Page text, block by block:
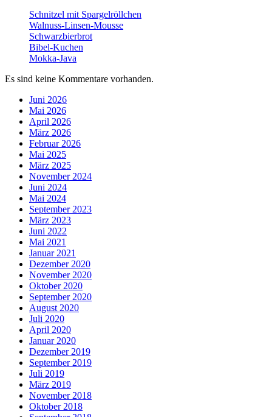
Schnitzel mit Spargelröllchen
Walnuss-Linsen-Mousse
Schwarzbierbrot
Bibel-Kuchen
Mokka-Java
Es sind keine Kommentare vorhanden.
Juni 2026
Mai 2026
April 2026
März 2026
Februar 2026
Mai 2025
März 2025
November 2024
Juni 2024
Mai 2024
September 2023
März 2023
Juni 2022
Mai 2021
Januar 2021
Dezember 2020
November 2020
Oktober 2020
September 2020
August 2020
Juli 2020
April 2020
Januar 2020
Dezember 2019
September 2019
Juli 2019
März 2019
November 2018
Oktober 2018